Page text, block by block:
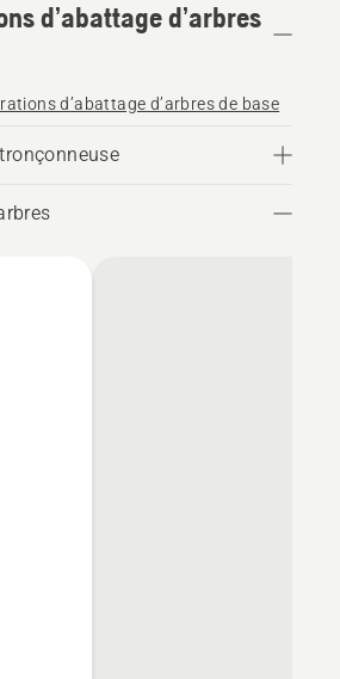
d’abattage d’arbres
d’abattage d’arbres de base